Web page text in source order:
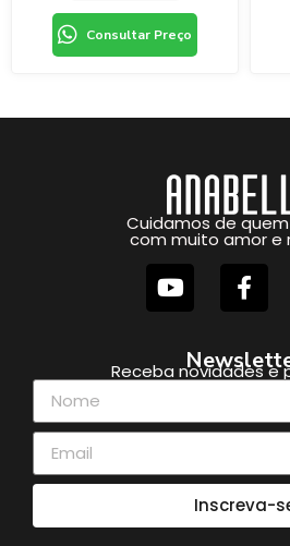
Consultar Preço
Cuidamos de
com muito amor e
Receba novidades e
Inscreva-